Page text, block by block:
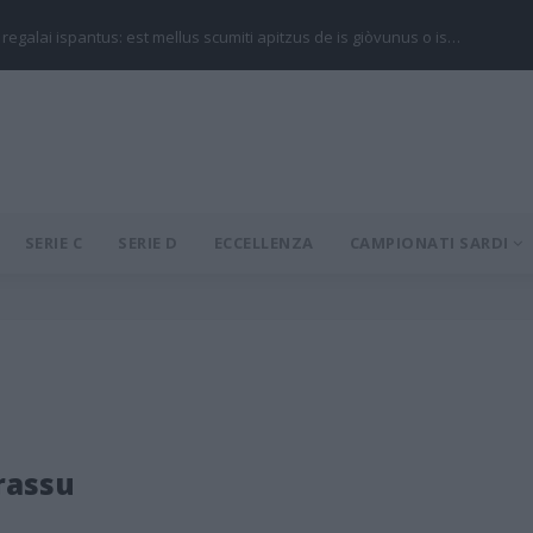
regalai ispantus: est mellus scumiti apitzus de is giòvunus o is…
SERIE C SERIE D ECCELLENZA CAMPIONATI SARDI